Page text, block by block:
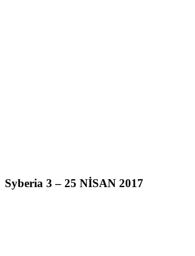
Syberia 3 – 25 NİSAN 2017